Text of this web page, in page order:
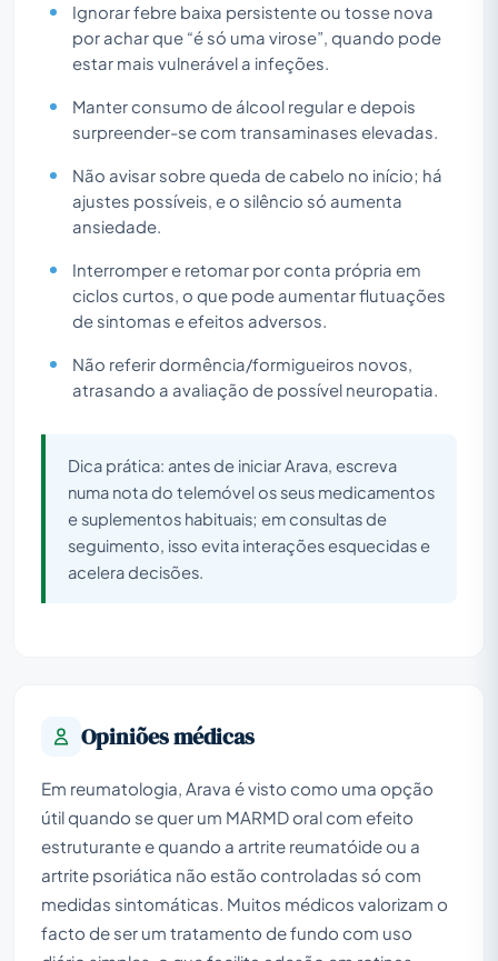
Ignorar febre baixa persistente ou tosse nova
por achar que “é só uma virose”, quando pode
estar mais vulnerável a infeções.
Manter consumo de álcool regular e depois
surpreender-se com transaminases elevadas.
Não avisar sobre queda de cabelo no início; há
ajustes possíveis, e o silêncio só aumenta
ansiedade.
Interromper e retomar por conta própria em
ciclos curtos, o que pode aumentar flutuações
de sintomas e efeitos adversos.
Não referir dormência/formigueiros novos,
atrasando a avaliação de possível neuropatia.
Dica prática: antes de iniciar Arava, escreva
numa nota do telemóvel os seus medicamentos
e suplementos habituais; em consultas de
seguimento, isso evita interações esquecidas e
acelera decisões.
Opiniões médicas
Em reumatologia, Arava é visto como uma opção
útil quando se quer um MARMD oral com efeito
estruturante e quando a artrite reumatóide ou a
artrite psoriática não estão controladas só com
medidas sintomáticas. Muitos médicos valorizam o
facto de ser um tratamento de fundo com uso